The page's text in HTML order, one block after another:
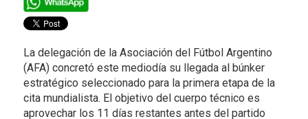
La delegación de la Asociación del Fútbol Argentino
(AFA) concretó este mediodía su llegada al búnker
estratégico seleccionado para la primera etapa de la
cita mundialista. El objetivo del cuerpo técnico es
aprovechar los 11 días restantes antes del partido